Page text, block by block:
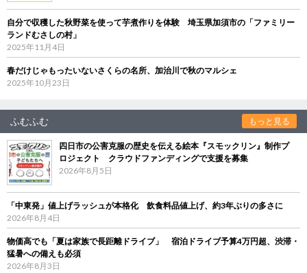
自分で収穫した秋野菜を使って芋煮作りを体験 埼玉県加須市の「ファミリー
ランドむさしの村」
2025年11月4日
春だけじゃもったいないさくらの名所、加治川で秋のマルシェ
2025年10月23日
ふむふむ もっと見る
四日市の公害克服の歴史を伝える絵本『スモックリン』制作プ
ロジェクト クラウドファンディングで支援を募集
2026年8月5日
「中東発」値上げラッシュが本格化 飲食料品値上げ、約3年ぶりの多さに
2026年8月4日
物価高でも「夏は家族で長距離ドライブ」 宿泊ドライブ予算4万円超、渋滞・
猛暑への備えも必須
2026年8月3日